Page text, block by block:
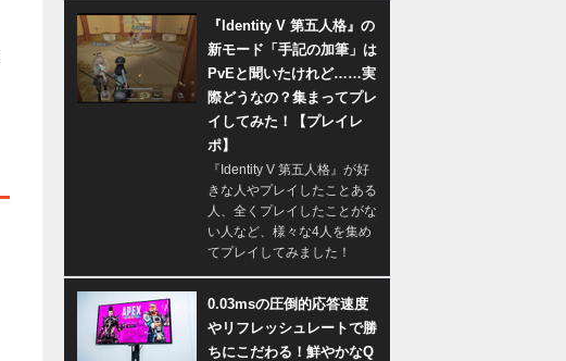
『Identity V 第五人格』の
新モード「手記の加筆」は
PvEと聞いたけれど……実
際どうなの？集まってプレ
イしてみた！【プレイレ
ポ】
『Identity V 第五人格』が好
きな人やプレイしたことある
人、全くプレイしたことがな
い人など、様々な4人を集め
てプレイしてみました！
0.03msの圧倒的応答速度
やリフレッシュレートで勝
ちにこだわる！鮮やかなQ